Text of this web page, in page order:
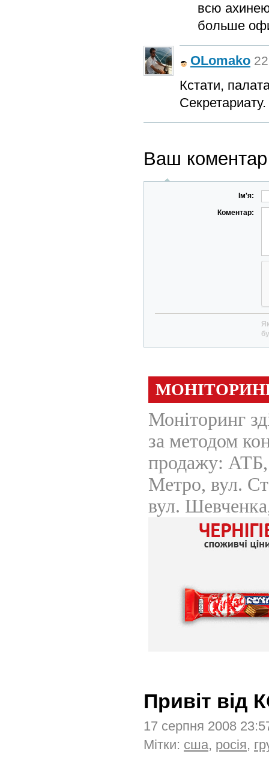
всю
больше
OLomako
Кстати,
Секретариату.
Ваш коментар
Ім'я:
Коментар:
Привіт від
17 серпня 2008
Мітки: сша, росія,